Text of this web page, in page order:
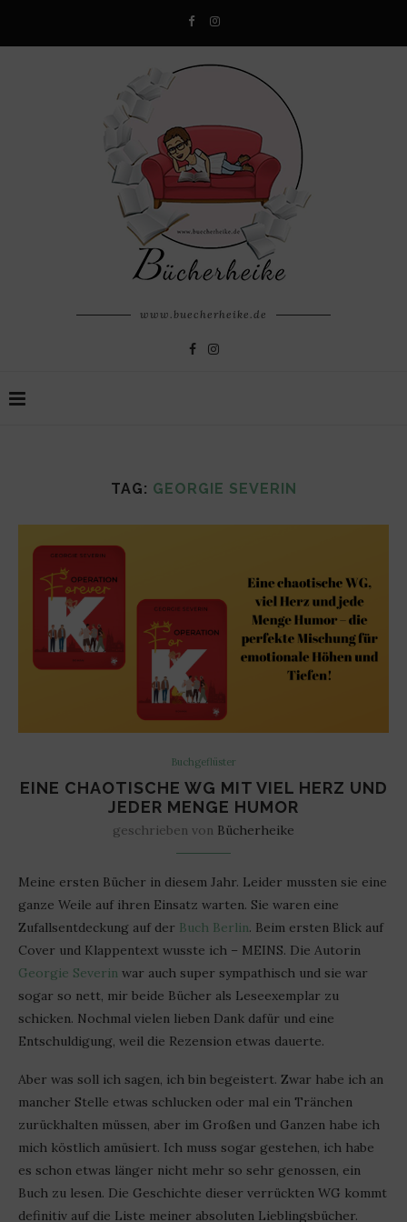
www.buecherheike.de
TAG: GEORGIE SEVERIN
Buchgeflüster
EINE CHAOTISCHE WG MIT VIEL HERZ UND
JEDER MENGE HUMOR
geschrieben von Bücherheike
Meine ersten Bücher in diesem Jahr. Leider mussten sie eine
ganze Weile auf ihren Einsatz warten. Sie waren eine
Zufallsentdeckung auf der Buch Berlin. Beim ersten Blick auf
Cover und Klappentext wusste ich – MEINS. Die Autorin
Georgie Severin war auch super sympathisch und sie war
sogar so nett, mir beide Bücher als Leseexemplar zu
schicken. Nochmal vielen lieben Dank dafür und eine
Entschuldigung, weil die Rezension etwas dauerte.
Aber was soll ich sagen, ich bin begeistert. Zwar habe ich an
mancher Stelle etwas schlucken oder mal ein Tränchen
zurückhalten müssen, aber im Großen und Ganzen habe ich
mich köstlich amüsiert. Ich muss sogar gestehen, ich habe
es schon etwas länger nicht mehr so sehr genossen, ein
Buch zu lesen. Die Geschichte dieser verrückten WG kommt
definitiv auf die Liste meiner absoluten Lieblingsbücher.